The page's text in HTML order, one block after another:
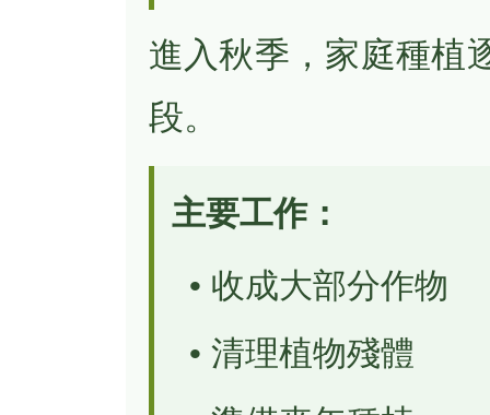
進入秋季，家庭種植
段。
主要工作：
• 收成大部分作物
• 清理植物殘體